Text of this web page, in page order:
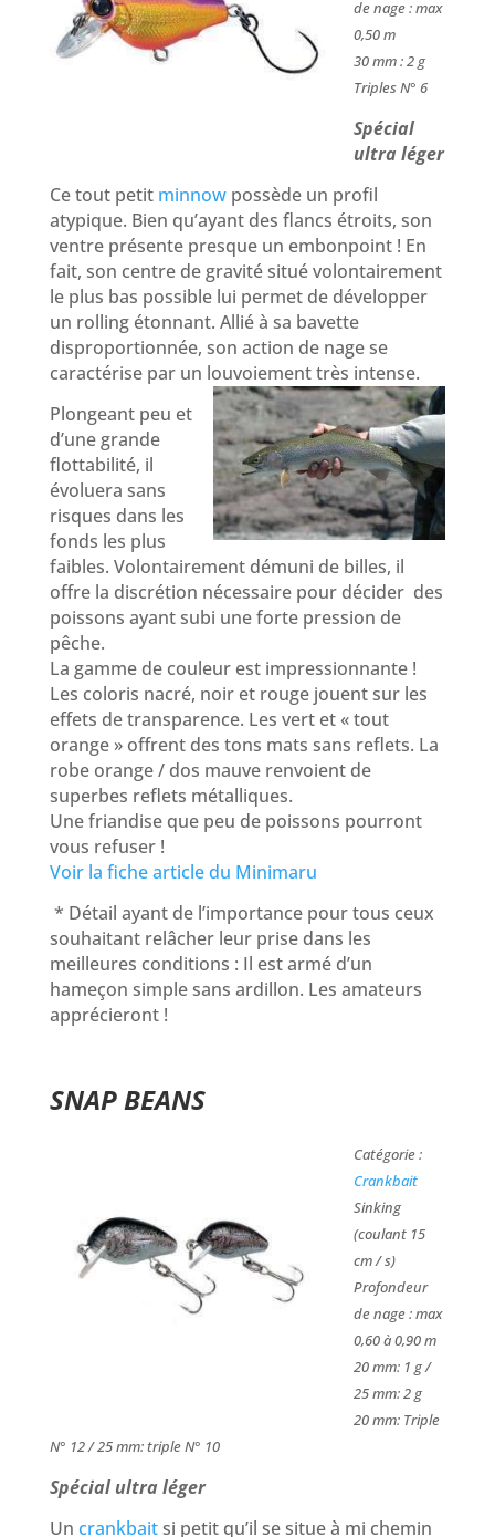
de nage : max
0,50 m
30 mm : 2 g
Triples N° 6
Spécial
ultra léger
Ce tout petit minnow possède un profil
atypique. Bien qu’ayant des flancs étroits, son
ventre présente presque un embonpoint ! En
fait, son centre de gravité situé volontairement
le plus bas possible lui permet de développer
un rolling étonnant. Allié à sa bavette
disproportionnée, son action de nage se
caractérise par un louvoiement très intense.
Plongeant peu et
d’une grande
flottabilité, il
évoluera sans
risques dans les
fonds les plus
faibles. Volontairement démuni de billes, il
offre la discrétion nécessaire pour décider des
poissons ayant subi une forte pression de
pêche.
La gamme de couleur est impressionnante !
Les coloris nacré, noir et rouge jouent sur les
effets de transparence. Les vert et « tout
orange » offrent des tons mats sans reflets. La
robe orange / dos mauve renvoient de
superbes reflets métalliques.
Une friandise que peu de poissons pourront
vous refuser !
Voir la fiche article du Minimaru
* Détail ayant de l’importance pour tous ceux
souhaitant relâcher leur prise dans les
meilleures conditions : Il est armé d’un
hameçon simple sans ardillon. Les amateurs
apprécieront !
SNAP BEANS
Catégorie :
Crankbait
Sinking
(coulant 15
cm / s)
Profondeur
de nage : max
0,60 à 0,90 m
20 mm: 1 g /
25 mm: 2 g
20 mm: Triple
N° 12 / 25 mm: triple N° 10
Spécial ultra léger
Un crankbaitsi petit qu’il se situe à mi chemin